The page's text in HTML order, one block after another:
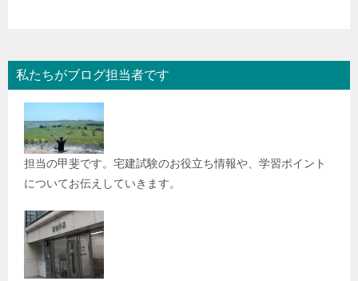
私たちがブログ担当者です
担当の甲斐です。宅建試験のお役立ち情報や、学習ポイント
についてお伝えしていきます。